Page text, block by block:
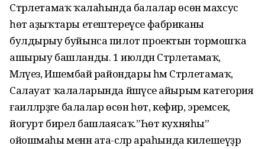
Стәрлетамаҡ ҡалаһында балалар өсөн махсус
һөт аҙыҡтары етештереүсе фабриканы
булдырыу буйынса пилот проектын тормошҡа
ашырыу башланды. 1 июлдән Стәрлетамаҡ,
Мәләүез, Ишембай райондары һәм Стәрлетамаҡ,
Салауат ҡалаларында йәшәүсе айырым категория
ғаиләләрҙәге балалар өсөн һөт, кефир, эремсек,
йогурт бирелә башлаясаҡ.”Һөт кухняһы”
ойошмаһы менән ата-әсәләр араһында килешеүҙәр